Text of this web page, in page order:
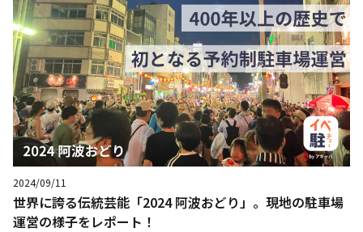
2024/09/11
世界に誇る伝統芸能「2024 阿波おどり」。現地の駐車場
運営の様子をレポート！